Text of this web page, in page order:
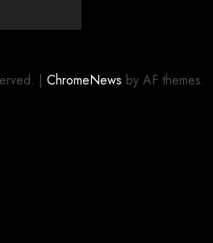
| ChromeNews by AF themes.